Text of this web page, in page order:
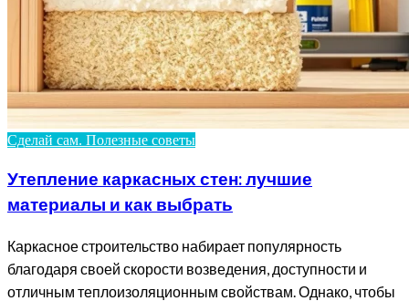
Сделай сам. Полезные советы
Утепление каркасных стен: лучшие
материалы и как выбрать
Каркасное строительство набирает популярность
благодаря своей скорости возведения, доступности и
отличным теплоизоляционным свойствам. Однако, чтобы